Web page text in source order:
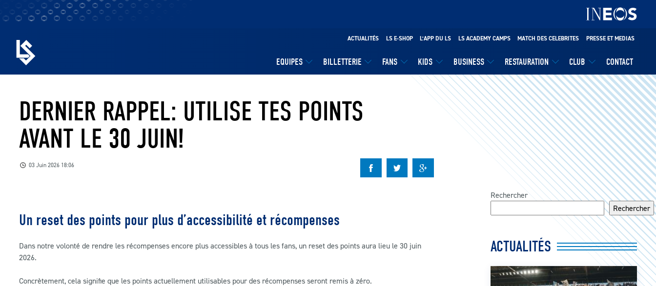
EQUIPES BILLETTERIE FANS KIDS BUSINESS RESTAURATION CLUB CONTACT
ACTUALITÉS LS E-SHOP L’APP DU LS LS ACADEMY CAMPS MATCH DES CELEBRITES PRESSE ET MEDIAS
DERNIER RAPPEL: UTILISE TES POINTS
AVANT LE 30 JUIN!
03 Juin 2026 18:06
Un reset des points pour plus d’accessibilité et récompenses
Dans notre volonté de rendre les récompenses encore plus accessibles à tous les fans, un reset des points aura lieu le 30 juin
2026.
Concrètement, cela signifie que les points actuellement utilisables pour des récompenses seront remis à zéro.
Rechercher
Rechercher
ACTUALITÉS